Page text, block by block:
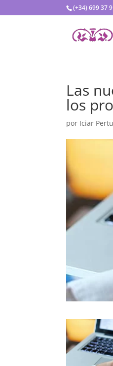
(+34) 699 37
Las
los
por Iciar